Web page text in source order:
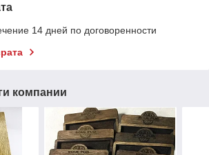
14 дней по договоренности
компании